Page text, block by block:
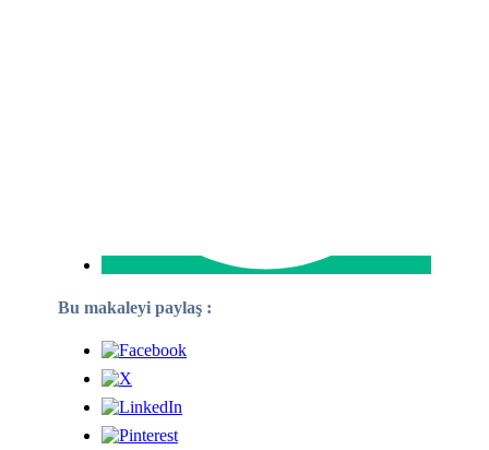
Bu makaleyi paylaş :